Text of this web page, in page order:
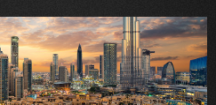
Oman
Qatar
Jordanien